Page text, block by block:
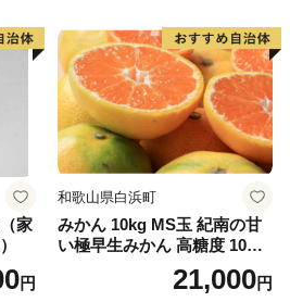
いう位置にあり、本来、海藻
ます。しかし、南から暖かい水を
によって串本の海は常に暖めら
ゴ群落が形成されています。世
ンゴの海、それが紀伊半島の先
す。
い海と冷たい海の接するところ
家
円
和歌山県白浜町
みかん 10kg MS玉 紀南の甘
い極早生みかん 高糖度 10月
以降発送 マルチ被覆栽培
21,000円